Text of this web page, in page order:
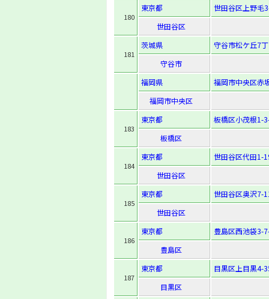
180
東京都
世田谷区上野毛
世田谷区
181
茨城県
守谷市松ケ丘7
守谷市
福岡県
福岡市中央区赤
福岡市中央区
183
東京都
板橋区小茂根1-
板橋区
184
東京都
世田谷区代田1-
世田谷区
185
東京都
世田谷区奥沢7-
世田谷区
186
東京都
豊島区西池袋3-
豊島区
187
東京都
目黒区上目黒4-
目黒区